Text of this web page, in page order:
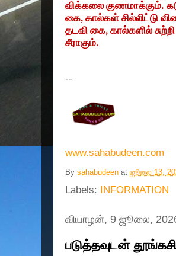
‌வி‌க்கலை குணமா‌க்கு‌ம்.
கை, கா‌ல்க‌ள் ‌சி‌ல்‌லி‌ட்டு
தட‌வி கை, கா‌ல்க‌ளி‌ல்
‌சீராகு‌ம்.
--
www.sahabudeen.com
By sahabudeen at ஜூலை 13,
Labels: INFORMATION
வியாழன், 9 ஜூலை,
படுத்தவுடன்